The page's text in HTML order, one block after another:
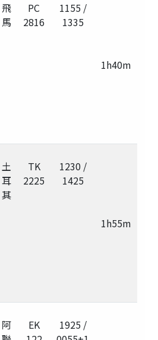
飛
馬
PC
2816
1155 /
1335
1h40m
土
耳
其
TK
2225
1230 /
1425
1h55m
阿
EK
1925 /